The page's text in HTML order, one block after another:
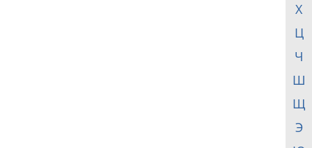
Х
Ц
Ч
Ш
Щ
Э